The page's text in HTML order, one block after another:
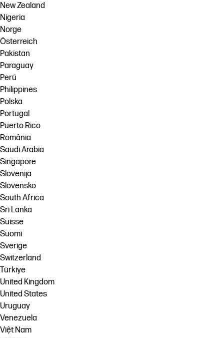
New Zealand
Nigeria
Norge
Österreich
Pakistan
Paraguay
Perú
Philippines
Polska
Portugal
Puerto Rico
România
Saudi Arabia
Singapore
Slovenija
Slovensko
South Africa
Sri Lanka
Suisse
Suomi
Sverige
Switzerland
Türkiye
United Kingdom
United States
Uruguay
Venezuela
Việt Nam